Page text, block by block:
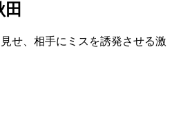
せ、相手にミスを誘発させる激